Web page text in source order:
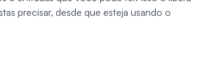
precisar, desde que esteja usando o